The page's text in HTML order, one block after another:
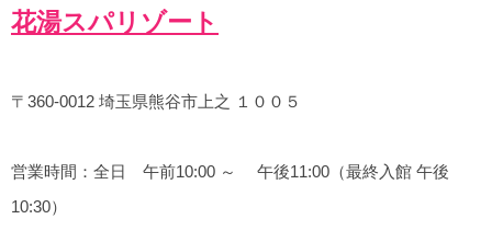
花湯スパリゾート
〒360-0012 埼玉県熊谷市上之 １００５
営業時間：全日 午前10:00 ～ 午後11:00（最終入館 午後
10:30）